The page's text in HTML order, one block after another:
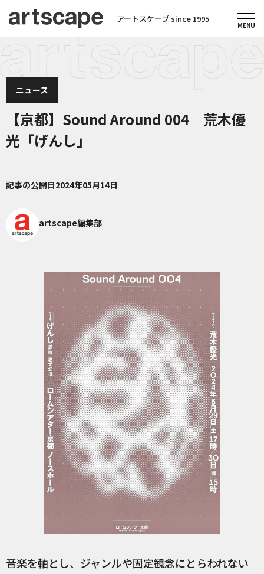
アートスケープ since 1995
ニュース
【京都】Sound Around 004 荒木優
光「げんし」
記事の公開日2024年05月14日
artscape編集部
音楽を軸とし、ジャンルや固定観念にとらわれない